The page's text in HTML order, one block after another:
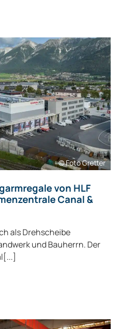
© Foto Gretter
von HLF
Canal &
als Drehscheibe
und Bauherrn. Der